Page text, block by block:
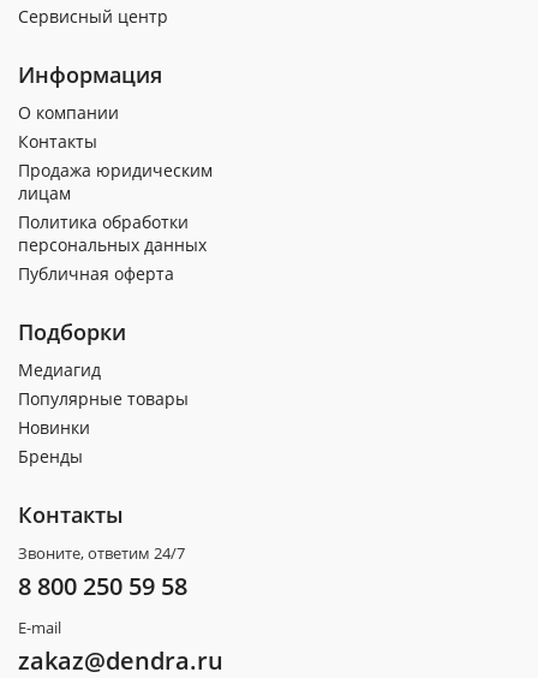
Сервисный центр
Информация
О компании
Контакты
Продажа юридическим
лицам
Политика обработки
персональных данных
Публичная оферта
Подборки
Медиагид
Популярные товары
Новинки
Бренды
Контакты
Звоните, ответим 24/7
8 800 250 59 58
E-mail
zakaz@dendra.ru